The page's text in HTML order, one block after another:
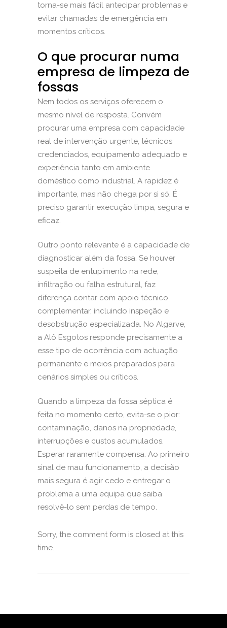
torna-se mais fácil antecipar problemas e
evitar chamadas de emergência em
momentos críticos.
O que procurar numa
empresa de limpeza de
fossas
Nem todos os serviços oferecem o
mesmo nível de resposta. Convém
procurar uma empresa com capacidade
real de intervenção urgente, técnicos
credenciados, equipamento adequado e
experiência tanto em ambiente
doméstico como industrial. A rapidez é
importante, mas não chega por si só. É
preciso garantir execução limpa, segura e
eficaz.
Outro ponto relevante é a capacidade de
diagnosticar além da fossa. Se houver
suspeita de entupimento na rede,
infiltração ou falha estrutural, faz
diferença contar com apoio técnico
complementar, incluindo inspeção e
desobstrução especializada. No Algarve,
a Alô Esgotos responde precisamente a
esse tipo de ocorrência com actuação
permanente e meios preparados para
cenários simples ou críticos.
Quando a limpeza da fossa séptica é
feita no momento certo, evita-se o pior:
contaminação, danos na propriedade,
interrupções e custos acumulados.
Esperar raramente compensa. Ao primeiro
sinal de mau funcionamento, a decisão
mais segura é agir cedo e entregar o
problema a uma equipa que saiba
resolvê-lo sem perdas de tempo.
Sorry, the comment form is closed at this
time.